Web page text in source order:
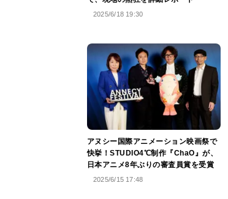
2025/6/18 19:30
アヌシー国際アニメーション映画祭で
快挙！STUDIO4℃制作『ChaO』が、
日本アニメ8年ぶりの審査員賞を受賞
2025/6/15 17:48